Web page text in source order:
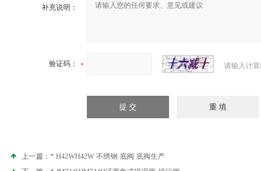
补充说明：
验证码： 请输入计
上一篇： * H42WH42W 不绣钢 底阀 底阀生产